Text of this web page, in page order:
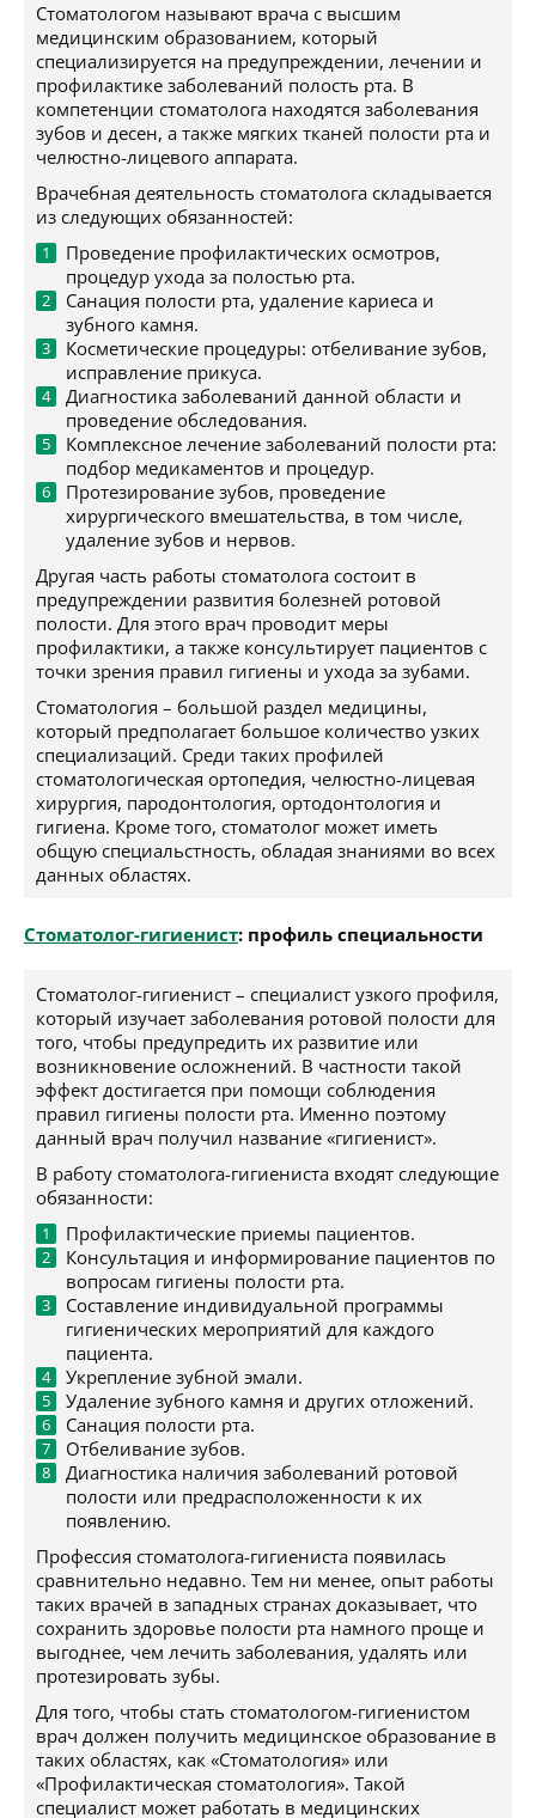
Стоматологом называют врача с высшим
медицинским образованием, который
специализируется на предупреждении, лечении и
профилактике заболеваний полость рта. В
компетенции стоматолога находятся заболевания
зубов и десен, а также мягких тканей полости рта и
челюстно-лицевого аппарата.
Врачебная деятельность стоматолога складывается
из следующих обязанностей:
Проведение профилактических осмотров,
процедур ухода за полостью рта.
Санация полости рта, удаление кариеса и
зубного камня.
Косметические процедуры: отбеливание зубов,
исправление прикуса.
Диагностика заболеваний данной области и
проведение обследования.
Комплексное лечение заболеваний полости рта:
подбор медикаментов и процедур.
Протезирование зубов, проведение
хирургического вмешательства, в том числе,
удаление зубов и нервов.
Другая часть работы стоматолога состоит в
предупреждении развития болезней ротовой
полости. Для этого врач проводит меры
профилактики, а также консультирует пациентов с
точки зрения правил гигиены и ухода за зубами.
Стоматология – большой раздел медицины,
который предполагает большое количество узких
специализаций. Среди таких профилей
стоматологическая ортопедия, челюстно-лицевая
хирургия, пародонтология, ортодонтология и
гигиена. Кроме того, стоматолог может иметь
общую специальстность, обладая знаниями во всех
данных областях.
Стоматолог-гигиенист: профиль специальности
Стоматолог-гигиенист – специалист узкого профиля,
который изучает заболевания ротовой полости для
того, чтобы предупредить их развитие или
возникновение осложнений. В частности такой
эффект достигается при помощи соблюдения
правил гигиены полости рта. Именно поэтому
данный врач получил название «гигиенист».
В работу стоматолога-гигиениста входят следующие
обязанности:
Профилактические приемы пациентов.
Консультация и информирование пациентов по
вопросам гигиены полости рта.
Составление индивидуальной программы
гигиенических мероприятий для каждого
пациента.
Укрепление зубной эмали.
Удаление зубного камня и других отложений.
Санация полости рта.
Отбеливание зубов.
Диагностика наличия заболеваний ротовой
полости или предрасположенности к их
появлению.
Профессия стоматолога-гигиениста появилась
сравнительно недавно. Тем ни менее, опыт работы
таких врачей в западных странах доказывает, что
сохранить здоровье полости рта намного проще и
выгоднее, чем лечить заболевания, удалять или
протезировать зубы.
Для того, чтобы стать стоматологом-гигиенистом
врач должен получить медицинское образование в
таких областях, как «Стоматология» или
«Профилактическая стоматология». Такой
специалист может работать в медицинских